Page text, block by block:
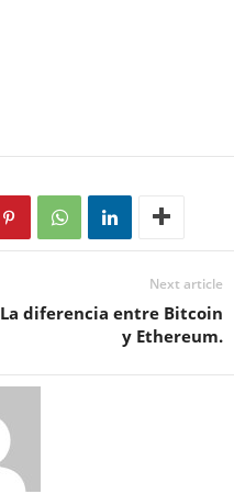
Next article
La diferencia entre Bitcoin
y Ethereum.